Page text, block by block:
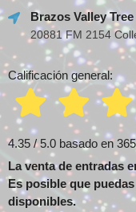
Brazos Valley
20881 FM 2154
Calificación general:
4.35 / 5.0 basado en
La venta de entradas
Es posible que
disponibles.